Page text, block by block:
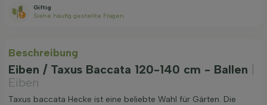
Giftig
Siehe häufig gestellte Fragen
Beschreibung
Eiben / Taxus Baccata 120-140 cm - Ballen
Eiben
Taxus baccata Hecke ist eine beliebte Wahl für Gärten. Die